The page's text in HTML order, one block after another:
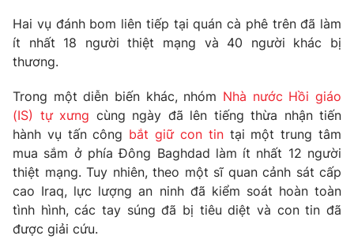
Phim VTV
Hậu trường
Nhân vật
Khán giả
Giải sao mai
Giải trí
Âm nhạc
Đời sống
Du lịch
Làm đẹp
Chất lượng cuộc sống
Giáo dục
Tuyển sinh
Học trực tuyến
Công nghệ
Hitech Công nghệ tương lai
Giao lưu trực tuyến
Hai vụ đánh bom liên tiếp tại quán cà phê trên đã làm
ít nhất 18 người thiệt mạng và 40 người khác bị
thương.
Trong một diễn biến khác, nhóm Nhà nước Hồi giáo
(IS) tự xưng cùng ngày đã lên tiếng thừa nhận tiến
hành vụ tấn công bắt giữ con tintại một trung tâm
mua sắm ở phía Đông Baghdad làm ít nhất 12 người
thiệt mạng. Tuy nhiên, theo một sĩ quan cảnh sát cấp
cao Iraq, lực lượng an ninh đã kiểm soát hoàn toàn
tình hình, các tay súng đã bị tiêu diệt và con tin đã
được giải cứu.